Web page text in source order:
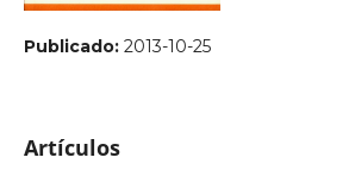
Publicado: 2013-10-25
Artículos